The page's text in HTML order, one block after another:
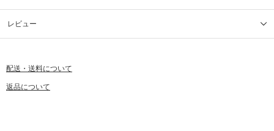
レビュー
配送・送料について
返品について